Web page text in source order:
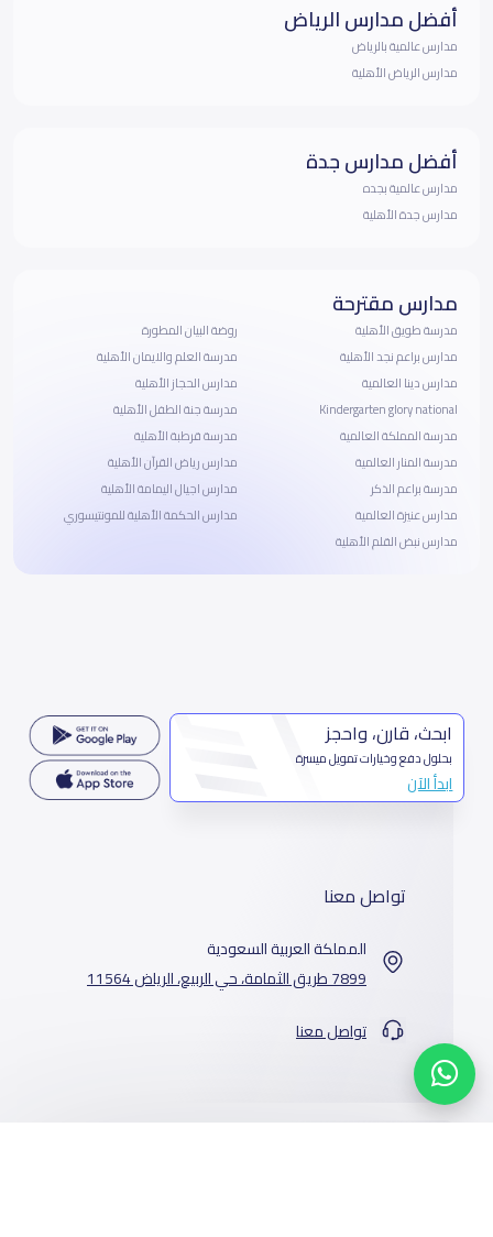
أفضل مدارس الرياض
مدارس عالمية بالرياض
مدارس الرياض الأهلية
أفضل مدارس جدة
مدارس عالمية بجده
مدارس جدة الأهلية
مدارس مقترحة
مدرسة طويق الأهلية
مدارس براعم نجد الأهلية
مدارس دينا العالمية
Kindergarten glory national
مدرسة المملكة العالمية
مدرسة المنار العالمية
مدرسة براعم الذكر
مدارس عنيزة العالمية
مدارس نبض القلم الأهلية
روضة البيان المطورة
مدرسة العلم والايمان الأهلية
مدارس الحجاز الأهلية
مدرسة جنة الطفل الأهلية
مدرسة قرطبة الأهلية
مدارس رياض القرآن الأهلية
مدارس اجيال اليمامة الأهلية
مدارس الحكمة الأهلية للمونتيسوري
ابحث، قارن، واحجز
بحلول دفع وخيارات تمويل ميسرة
ابدأ الآن
تواصل معنا
المملكة العربية السعودية
7899 طريق الثمامة، حي الربيع، الرياض 11564
تواصل معنا